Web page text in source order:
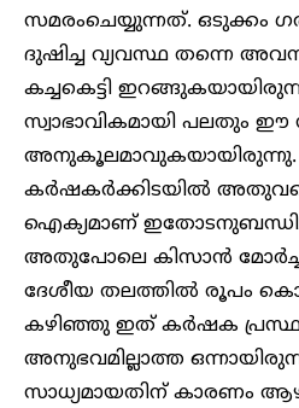
സമരംചെയ്യുന്നത്. ഒടുക്കം
ദുഷിച്ച വ്യവസ്ഥ തന്നെ
കച്ചകെട്ടി
സ്വാഭാവികമായി പലതും ഈ
അനുകൂലമാവുകയായിരുന്നു.
കർഷകർക്കിടയിൽ അതുവരെ
ഐക്യമാണ്
അതുപോലെ കിസാൻ
ദേശീയ തലത്തിൽ രൂപം
കഴിഞ്ഞു ഇത് കർഷക
അനുഭവമില്ലാത്ത
സാധ്യമായതിന് കാരണം